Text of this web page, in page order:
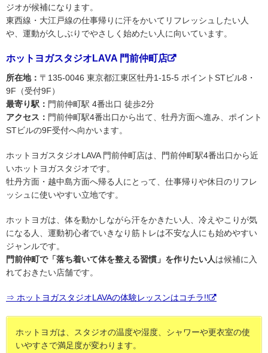
ジオが候補になります。
東西線・大江戸線の仕事帰りに汗をかいてリフレッシュしたい人
や、運動が久しぶりでやさしく始めたい人に向いています。
ホットヨガスタジオLAVA 門前仲町店
所在地： 〒135-0046 東京都江東区牡丹1-15-5 ポイントSTビル8・
9F（受付9F）
最寄り駅： 門前仲町駅 4番出口 徒歩2分
アクセス： 門前仲町駅4番出口から出て、牡丹方面へ進み、ポイント
STビルの9F受付へ向かいます。
ホットヨガスタジオLAVA 門前仲町店は、門前仲町駅4番出口から近
いホットヨガスタジオです。
牡丹方面・越中島方面へ帰る人にとって、仕事帰りや休日のリフレ
ッシュに使いやすい立地です。
ホットヨガは、体を動かしながら汗をかきたい人、冷えやこりが気
になる人、運動初心者でいきなり筋トレは不安な人にも始めやすい
ジャンルです。
門前仲町で「落ち着いて体を整える習慣」を作りたい人は候補に入
れておきたい店舗です。
⇒ ホットヨガスタジオLAVAの体験レッスンはコチラ!!
ホットヨガは、スタジオの温度や湿度、シャワーや更衣室の使
いやすさで満足度が変わります。